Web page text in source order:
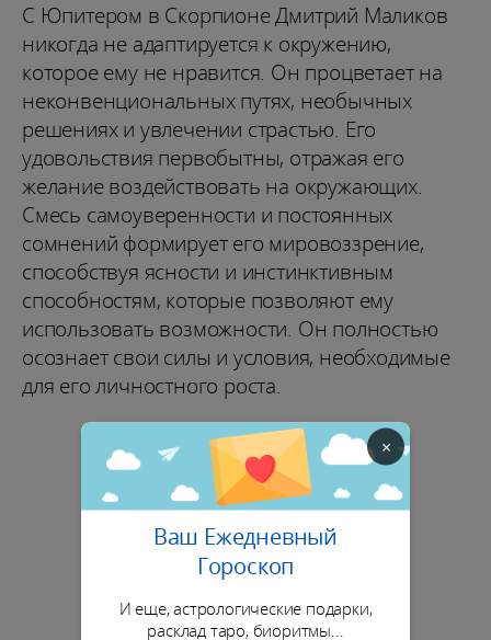
С Юпитером в Скорпионе Дмитрий Маликов
никогда не адаптируется к окружению,
которое ему не нравится. Он процветает на
неконвенциональных путях, необычных
решениях и увлечении страстью. Его
удовольствия первобытны, отражая его
желание воздействовать на окружающих.
Смесь самоуверенности и постоянных
сомнений формирует его мировоззрение,
способствуя ясности и инстинктивным
способностям, которые позволяют ему
использовать возможности. Он полностью
осознает свои силы и условия, необходимые
для его личностного роста.
×
Ваш Ежедневный
Гороскоп
И еще, астрологические подарки,
расклад таро, биоритмы...